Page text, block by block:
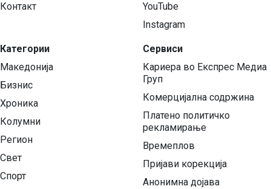
Контакт
Категории
Македонија
Бизнис
Хроника
Колумни
Регион
Свет
Спорт
YouTube
Instagram
Сервиси
Кариера во Експрес Медиа
Груп
Комерцијална содржина
Платено политичко
рекламирање
Времеплов
Пријави корекција
Анонимна дојава